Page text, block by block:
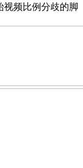
视频比例分歧的脚